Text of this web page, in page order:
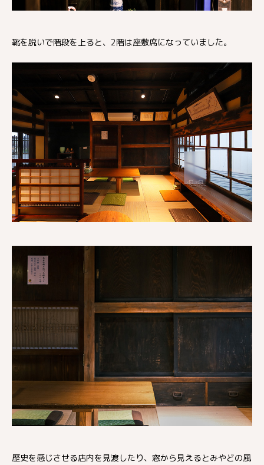
靴を脱いで階段を上ると、2階は座敷席になっていました。
歴史を感じさせる店内を見渡したり、窓から見えるとみやどの風